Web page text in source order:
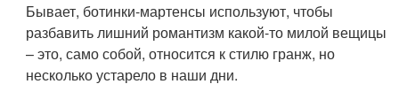
Бывает, ботинки-мартенсы используют, чтобы
разбавить лишний романтизм какой-то милой вещицы
– это, само собой, относится к стилю гранж, но
несколько устарело в наши дни.